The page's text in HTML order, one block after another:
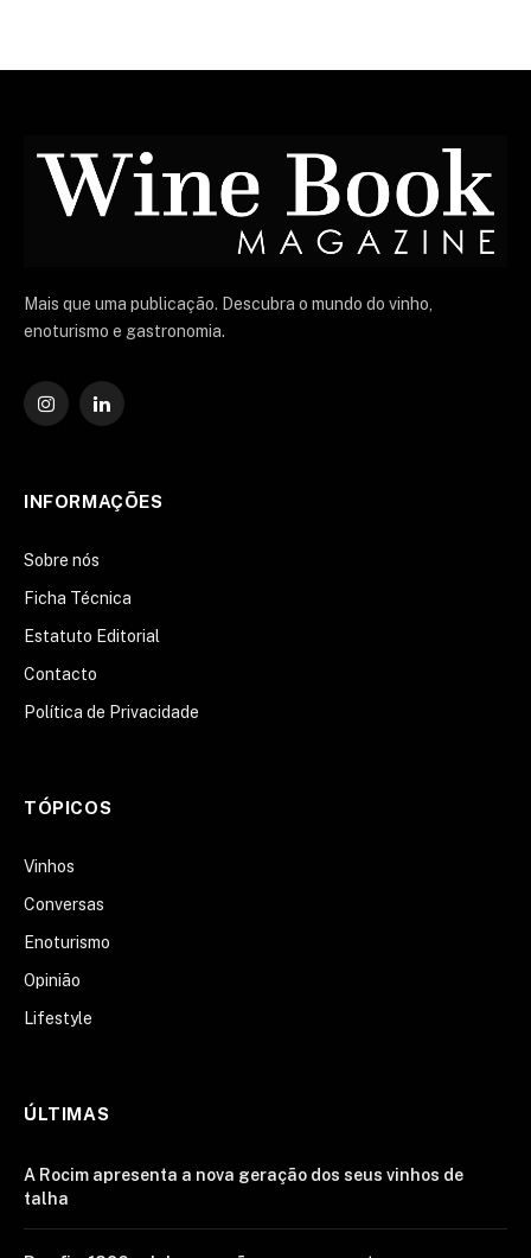
Mais que uma publicação. Descubra o mundo do vinho,
enoturismo e gastronomia.
Instagram
O
INFORMAÇÕES
Sobre nós
Ficha Técnica
Estatuto Editorial
Contacto
Política de Privacidade
TÓPICOS
Vinhos
Conversas
Enoturismo
Opinião
Lifestyle
ÚLTIMAS
A Rocim apresenta a nova geração dos seus vinhos de
talha